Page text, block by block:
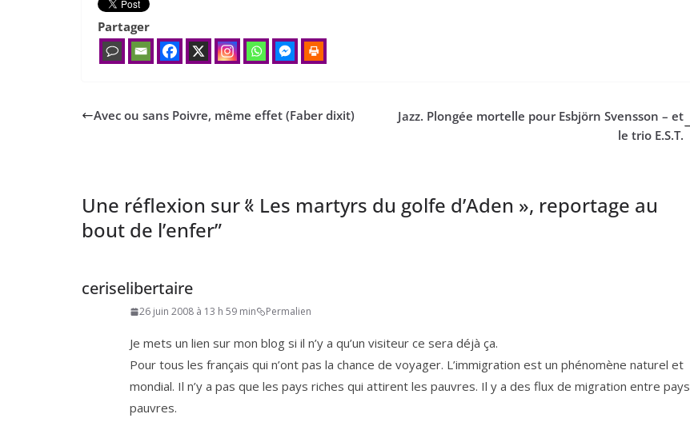
Partager
Avec ou sans Poivre, même effet (Faber dixit)
Jazz. Plongée mortelle pour Esbjörn Svensson – et
le trio E.S.T.
Une réflexion sur “
« Les martyrs du golfe d’Aden », reportage au
bout de l’enfer”
ceriselibertaire
26 juin 2008 à 13 h 59 min Permalien
Je mets un lien sur mon blog si il n’y a qu’un visi­teur ce sera déjà ça.
Pour tous les fran­çais qui n’ont pas la chance de voya­ger. L’immigration est un phé­no­mène natu­rel et
mon­dial. Il n’y a pas que les pays riches qui attirent les pauvres. Il y a des flux de migra­tion entre pays
pauvres.